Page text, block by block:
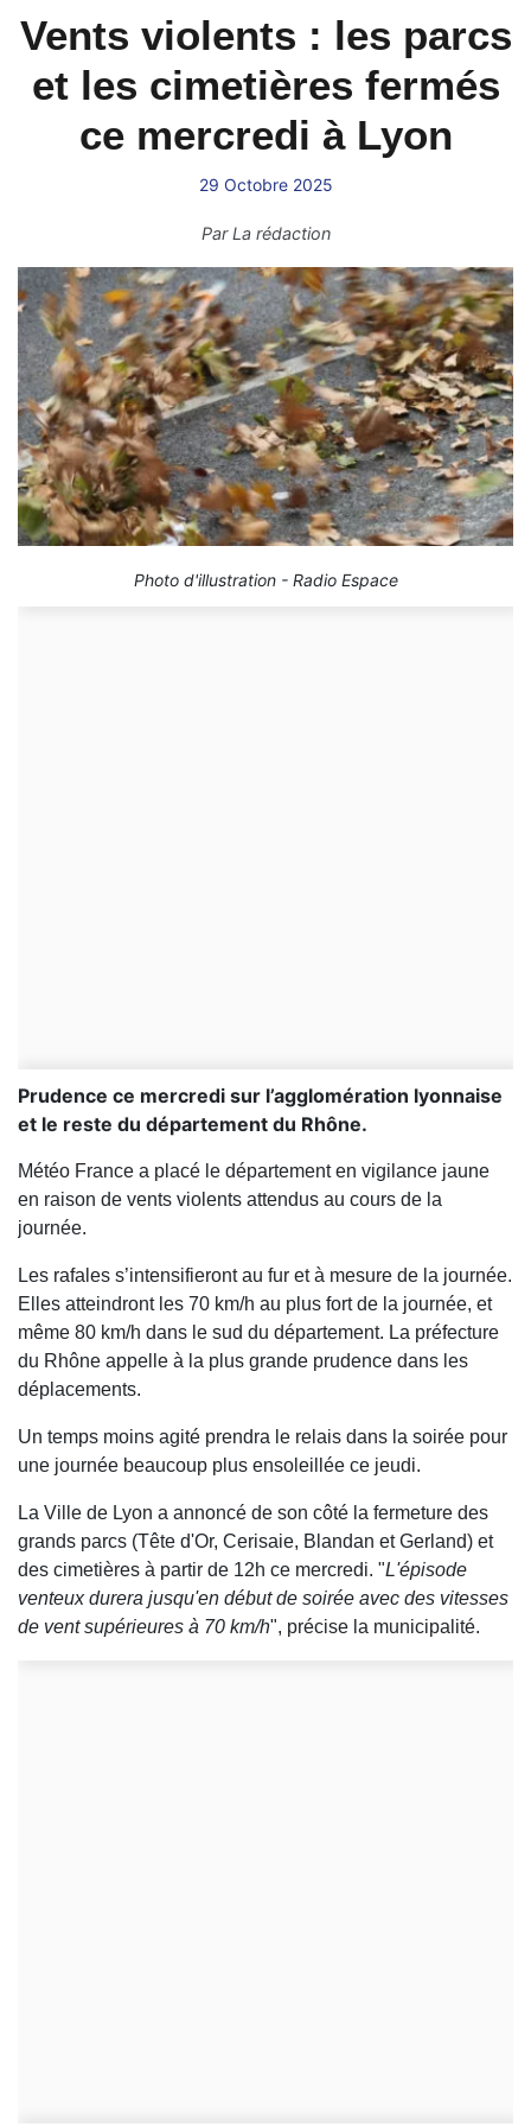
Vents violents : les parcs
et les cimetières fermés
ce mercredi à Lyon
29 Octobre 2025
ParLa rédaction
Photo d'illustration - Radio Espace
Prudence ce mercredi sur l’agglomération lyonnaise
et le reste du département du Rhône.
Météo France a placé le département en vigilance jaune
en raison de vents violents attendus au cours de la
journée.
Les rafales s’intensifieront au fur et à mesure de la journée.
Elles atteindront les 70 km/h au plus fort de la journée, et
même 80 km/h dans le sud du département. La préfecture
du Rhône appelle à la plus grande prudence dans les
déplacements.
Un temps moins agité prendra le relais dans la soirée pour
une journée beaucoup plus ensoleillée ce jeudi.
La Ville de Lyon a annoncé de son côté la fermeture des
grands parcs (Tête d'Or, Cerisaie, Blandan et Gerland) et
des cimetières à partir de 12h ce mercredi. "L'épisode
venteux durera jusqu'en début de soirée avec des vitesses
de vent supérieures à 70 km/h", précise la municipalité.